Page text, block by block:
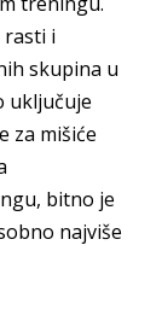
rasti i
skupina u
uključuje
za mišiće
bitno je
najviše